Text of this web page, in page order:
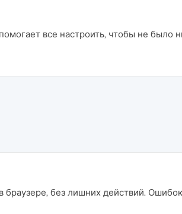
все настроить, чтобы не было
без лишних действий.